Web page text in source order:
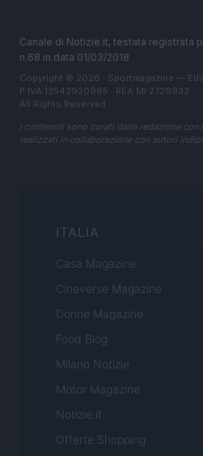
Canale di Notizie.it, testata registrata
n.68 in data 01/03/2018
Copyright © 2026 · Sportmagazine —
P.IVA 13542920965 · REA MI 2729933
All Rights Reserved
I contenuti sono curati dalla redazione
realizzati in collaborazione con autori
ITALIA
Casa Magazine
Cineverse Magazine
Donne Magazine
Food Blog
Milano Notizie
Motor Magazine
Notizie.it
Offerte Shopping